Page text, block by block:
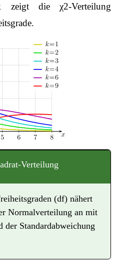
zeigt die χ2-Verteilung
Verteilung
(df) nähert
Normalverteilung an mit
Standardabweichung